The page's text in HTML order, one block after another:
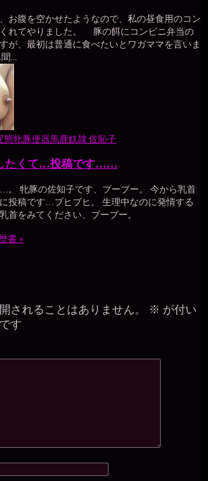
お腹を空かせたようなので、私の昼食用のコン
れてやりました。 豚の餌にコンビニ弁当の
が、最初は普通に食べたいとワガママを言いま
...
態牝豚便器馬鹿奴隷 佐恥子
たくて…投稿です……
。 牝豚の佐知子です、ブーブー。 今から乳首
投稿です…ブヒブヒ。 生理中なのに発情する
首をみてください、ブーブー。
書 »
されることはありません。 ※ が付い
す